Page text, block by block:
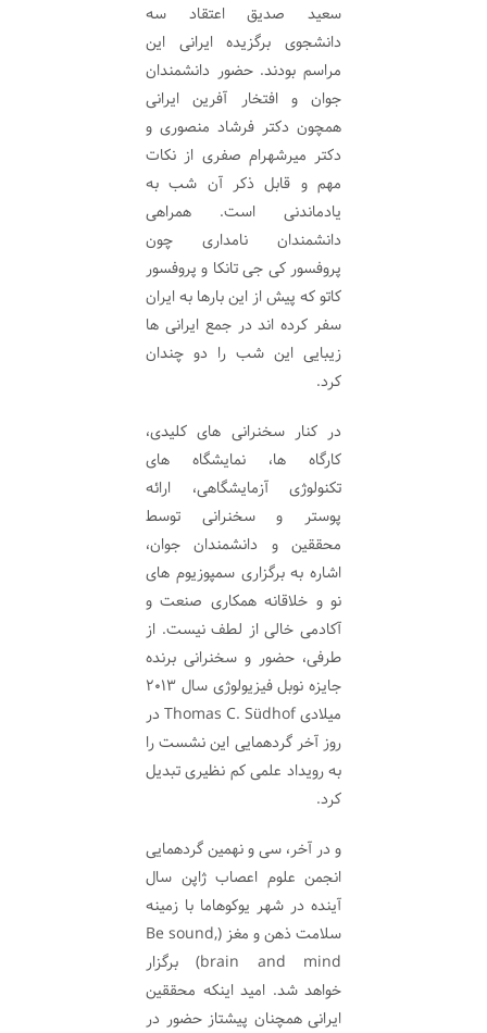
سعید صدیق اعتقاد سه
دانشجوی برگزیده ایرانی این
مراسم بودند. حضور دانشمندان
جوان و افتخار آفرین ایرانی
همچون دکتر فرشاد منصوری و
دکتر میرشهرام صفری از نکات
مهم و قابل ذکر آن شب به
یادماندنی است. همراهی
دانشمندان نامداری چون
پروفسور کی جی تانکا و پروفسور
کاتو که پیش از این بارها به ایران
سفر کرده اند در جمع ایرانی ها
زیبایی این شب را دو چندان
کرد.
در کنار سخنرانی های کلیدی،
کارگاه ها، نمایشگاه های
تکنولوژی آزمایشگاهی، ارائه
پوستر و سخنرانی توسط
محققین و دانشمندان جوان،
اشاره به برگزاری سمپوزیوم های
نو و خلاقانه همکاری صنعت و
آکادمی خالی از لطف نیست. از
طرفی، حضور و سخنرانی برنده
جایزه نوبل فیزیولوژی سال 2013
میلادی Thomas C. Südhof در
روز آخر گردهمایی این نشست را
به رویداد علمی کم نظیری تبدیل
کرد.
و در آخر، سی و نهمین گردهمایی
انجمن علوم اعصاب ژاپن سال
آینده در شهر یوکوهاما با زمینه
سلامت ذهن و مغز (Be sound,
brain and mind) برگزار
خواهد شد. امید اینکه محققین
ایرانی همچنان پیشتاز حضور در